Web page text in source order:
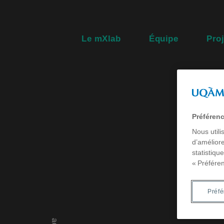
Le mXlab Équipe
Nous
«